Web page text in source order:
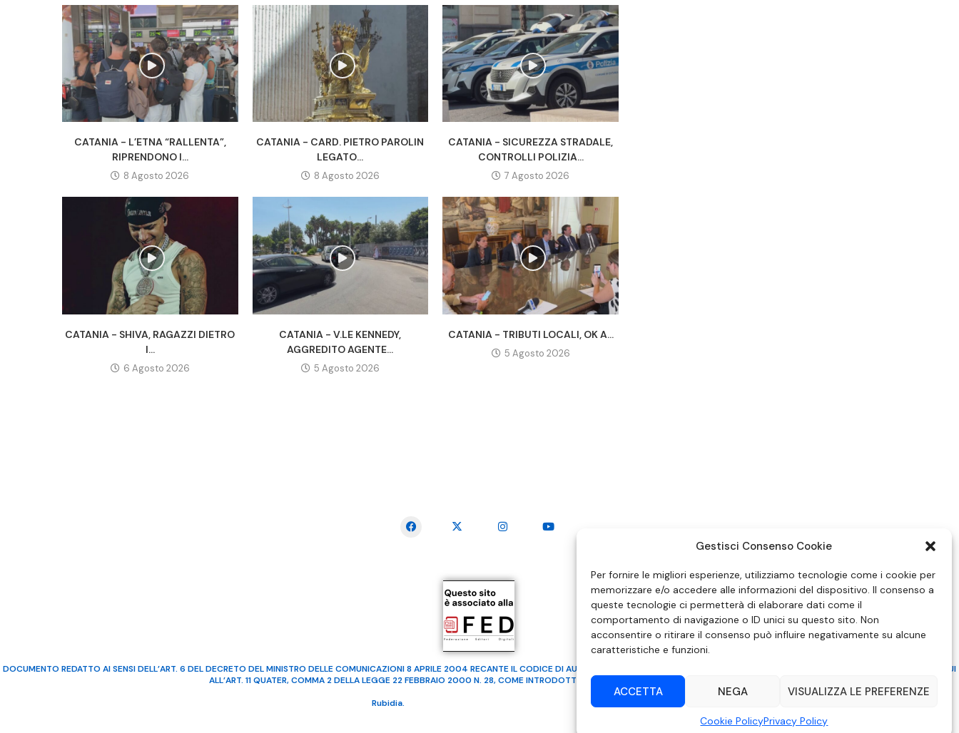
Gestisci Consenso Cookie
Per fornire le migliori esperienze, utilizziamo tecnologie come i cookie per
memorizzare e/o accedere alle informazioni del dispositivo. Il consenso a
queste tecnologie ci permetterà di elaborare dati come il
comportamento di navigazione o ID unici su questo sito. Non
acconsentire o ritirare il consenso può influire negativamente su alcune
caratteristiche e funzioni.
ACCETTA NEGA VISUALIZZA LE PREFERENZE
Cookie PolicyPrivacy Policy
CATANIA - L’ETNA “RALLENTA”,
RIPRENDONO I...
8 Agosto 2026
CATANIA - CARD. PIETRO PAROLIN
LEGATO...
8 Agosto 2026
CATANIA - SICUREZZA STRADALE,
CONTROLLI POLIZIA...
7 Agosto 2026
CATANIA - SHIVA, RAGAZZI DIETRO
I...
6 Agosto 2026
CATANIA - V.LE KENNEDY,
AGGREDITO AGENTE...
5 Agosto 2026
CATANIA - TRIBUTI LOCALI, OK A...
5 Agosto 2026
DOCUMENTO REDATTO AI SENSI DELL’ART. 6 DEL DECRETO DEL MINISTRO DELLE COMUNICAZIONI 8 APRILE 2004 RECANTE IL CODICE DI AUTOREGOLAMENTAZIONE IN MATERIA DI ATTUAZIONE DEL PRINCIPIO DEL PLURALISMO, DI CUI
ALL’ART. 11 QUATER, COMMA 2 DELLA LEGGE 22 FEBBRAIO 2000 N. 28, COME INTRODOTTO DALLA LEGGE 6 NOVEMBRE 2003, N. 313
Rubidia. Tutti i diritti riservati | RVM Srl – SS 115 Km 339,500 – Modica (RG) | P.Iva 00857190888.